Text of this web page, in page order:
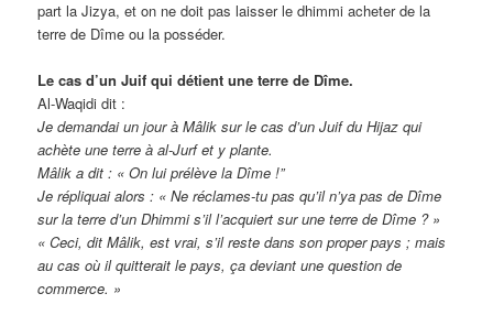
part la Jizya, et on ne doit pas laisser le dhimmi acheter de la
terre de Dîme ou la posséder.
Le cas d’un Juif qui détient une terre de Dîme.
Al-Waqidi dit :
Je demandai un jour à Mâlik sur le cas d’un Juif du Hijaz qui
achète une terre à al-Jurf et y plante.
Mâlik a dit : « On lui prélève la Dîme !”
Je répliquai alors : « Ne réclames-tu pas qu’il n’ya pas de Dîme
sur la terre d’un Dhimmi s’il l’acquiert sur une terre de Dîme ? »
« Ceci, dit Mâlik, est vrai, s’il reste dans son proper pays ; mais
au cas où il quitterait le pays, ça deviant une question de
commerce. »